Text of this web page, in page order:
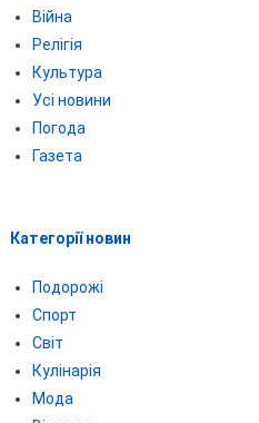
Війна
Релігія
Культура
Усі новини
Погода
Газета
Категорії новин
Подорожі
Спорт
Світ
Кулінарія
Мода